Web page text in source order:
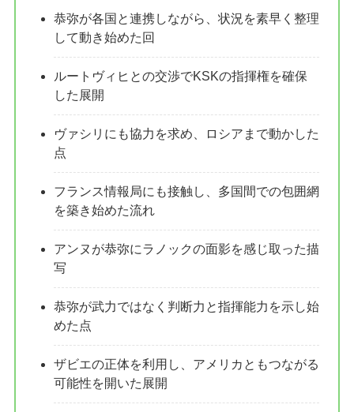
恭弥が各国と連携しながら、状況を素早く整理
して動き始めた回
ルートヴィヒとの交渉でKSKの指揮権を確保
した展開
ヴァシリにも協力を求め、ロシアまで動かした
点
フランス情報局にも接触し、多国間での包囲網
を築き始めた流れ
アンヌが恭弥にラノックの面影を感じ取った描
写
恭弥が武力ではなく判断力と指揮能力を示し始
めた点
ザビエの正体を利用し、アメリカともつながる
可能性を開いた展開